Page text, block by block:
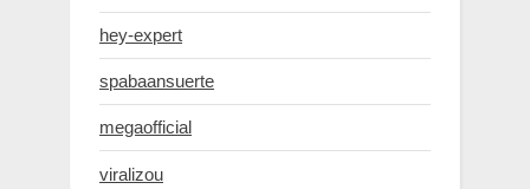
hey-expert
spabaansuerte
megaofficial
viralizou